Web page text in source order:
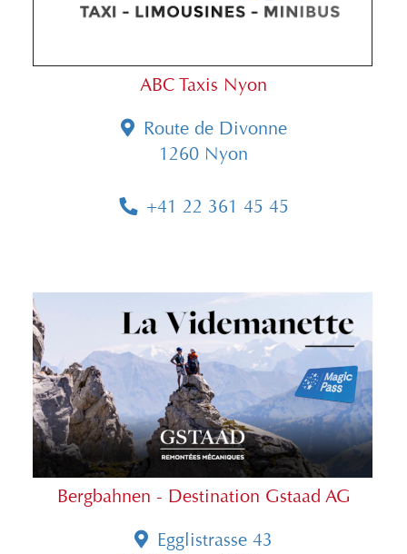
ABC Taxis Nyon
Route de Divonne
1260 Nyon
+41 22 361 45 45
Bergbahnen - Destination Gstaad AG
Egglistrasse 43